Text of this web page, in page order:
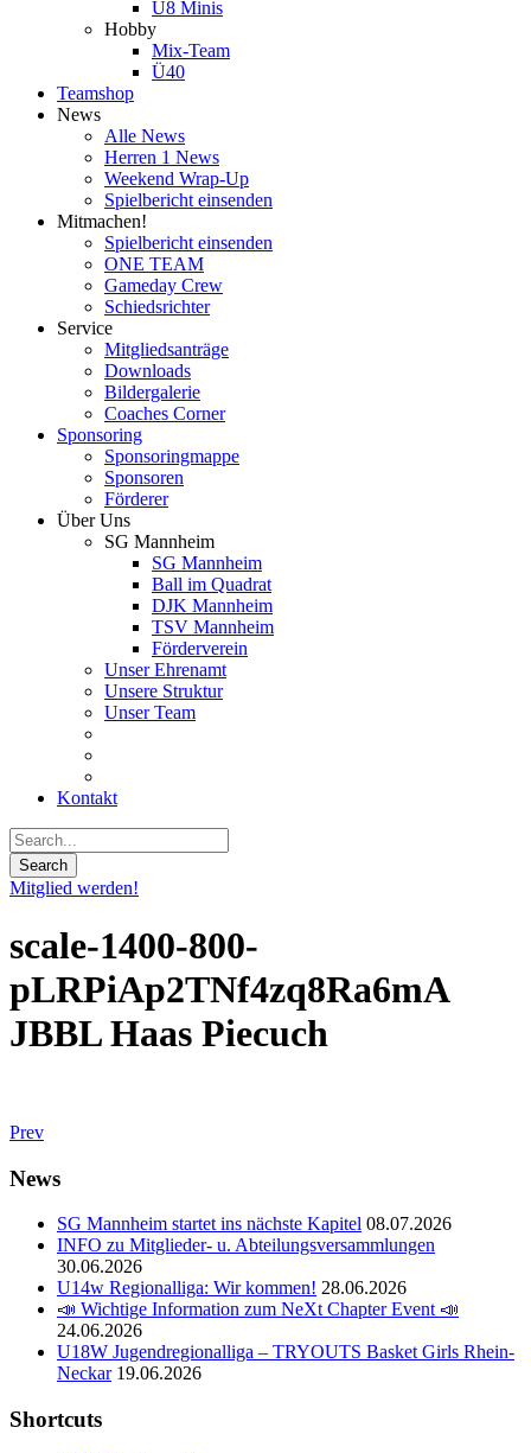
U8 Minis
Hobby
Mix-Team
Ü40
Teamshop
News
Alle News
Herren 1 News
Weekend Wrap-Up
Spielbericht einsenden
Mitmachen!
Spielbericht einsenden
ONE TEAM
Gameday Crew
Schiedsrichter
Service
Mitgliedsanträge
Downloads
Bildergalerie
Coaches Corner
Sponsoring
Sponsoringmappe
Sponsoren
Förderer
Über Uns
SG Mannheim
SG Mannheim
Ball im Quadrat
DJK Mannheim
TSV Mannheim
Förderverein
Unser Ehrenamt
Unsere Struktur
Unser Team
Kontakt
Mitglied werden!
scale-1400-800-
pLRPiAp2TNf4zq8Ra6mA
JBBL Haas Piecuch
Prev
News
SG Mannheim startet ins nächste Kapitel 08.07.2026
INFO zu Mitglieder- u. Abteilungsversammlungen
30.06.2026
U14w Regionalliga: Wir kommen! 28.06.2026
📣 Wichtige Information zum NeXt Chapter Event 📣
24.06.2026
U18W Jugendregionalliga – TRYOUTS Basket Girls Rhein-
Neckar 19.06.2026
Shortcuts